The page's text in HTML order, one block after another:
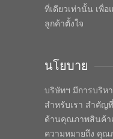
ที่เดียวเท่านั้น เพื่
ลูกค้าตั้งใจ
นโยบาย
บริษัทฯ มีการบริห
สำหรับเรา สำคัญ
ด้านคุณภาพสินค้า
ความหมายถึง คุ